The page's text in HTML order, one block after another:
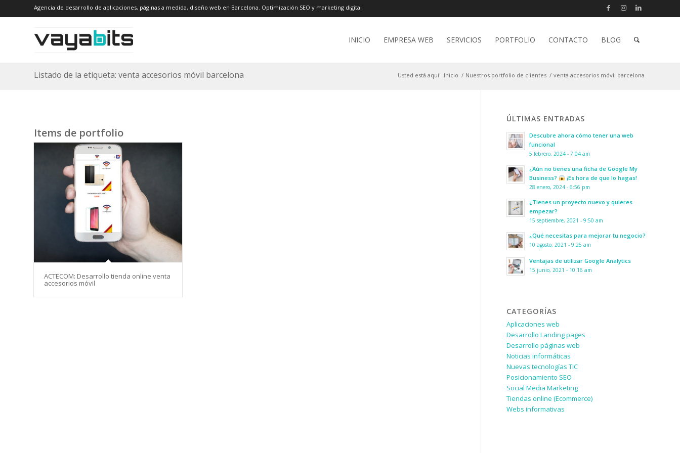
Agencia de desarrollo de aplicaciones, páginas a medida, diseño web en Barcelona. Optimización SEO y marketing digital
INICIO EMPRESA WEB SERVICIOS PORTFOLIO CONTACTO BLOG
Listado de la etiqueta: venta accesorios móvil barcelona Usted está aquí: Inicio / Nuestros portfolio de clientes / venta accesorios móvil barcelona
Items de portfolio
ACTECOM: Desarrollo tienda online venta
accesorios móvil
ÚLTIMAS ENTRADAS
Descubre ahora cómo tener una web
funcional
5 febrero, 2024 - 7:04 am
¿Aún no tienes una ficha de Google My
Business?
¡Es hora de que lo hagas!
28 enero, 2024 - 6:56 pm
¿Tienes un proyecto nuevo y quieres
empezar?
15 septiembre, 2021 - 9:50 am
¿Qué necesitas para mejorar tu negocio?
10 agosto, 2021 - 9:25 am
Ventajas de utilizar Google Analytics
15 junio, 2021 - 10:16 am
CATEGORÍAS
Aplicaciones web
Desarrollo Landing pages
Desarrollo páginas web
Noticias informáticas
Nuevas tecnologías TIC
Posicionamiento SEO
Social Media Marketing
Tiendas online (Ecommerce)
Webs informativas